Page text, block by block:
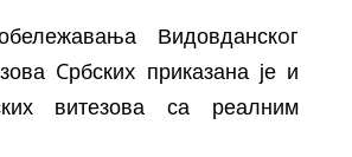
Видовданскoг
Cрбскиx приказана је и
витезова са реалним